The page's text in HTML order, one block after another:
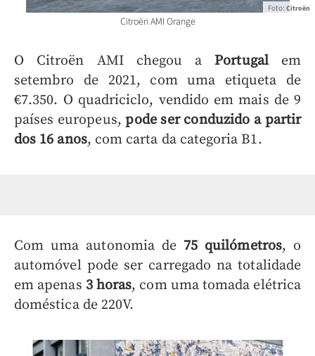
Citroën AMI Orange
Foto: Citroën
O Citroën AMI chegou aPortugalem
setembro de 2021, com uma etiqueta de
€7.350. O quadriciclo, vendido em mais de 9
países europeus,pode ser conduzido a partir
dos 16 anos, com carta da categoria B1.
Com uma autonomia de 75 quilómetros, o
automóvel pode ser carregado na totalidade
em apenas 3 horas, com uma tomada elétrica
doméstica de 220V.